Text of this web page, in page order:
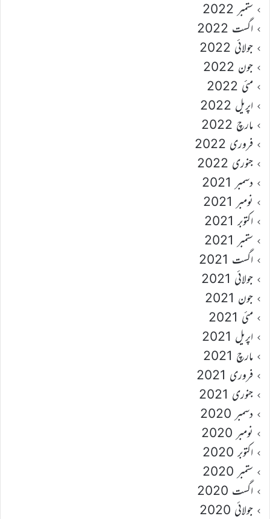
ستمبر 2022
اگست 2022
جولائی 2022
جون 2022
مئی 2022
اپریل 2022
مارچ 2022
فروری 2022
جنوری 2022
دسمبر 2021
نومبر 2021
اکتوبر 2021
ستمبر 2021
اگست 2021
جولائی 2021
جون 2021
مئی 2021
اپریل 2021
مارچ 2021
فروری 2021
جنوری 2021
دسمبر 2020
نومبر 2020
اکتوبر 2020
ستمبر 2020
اگست 2020
جولائی 2020